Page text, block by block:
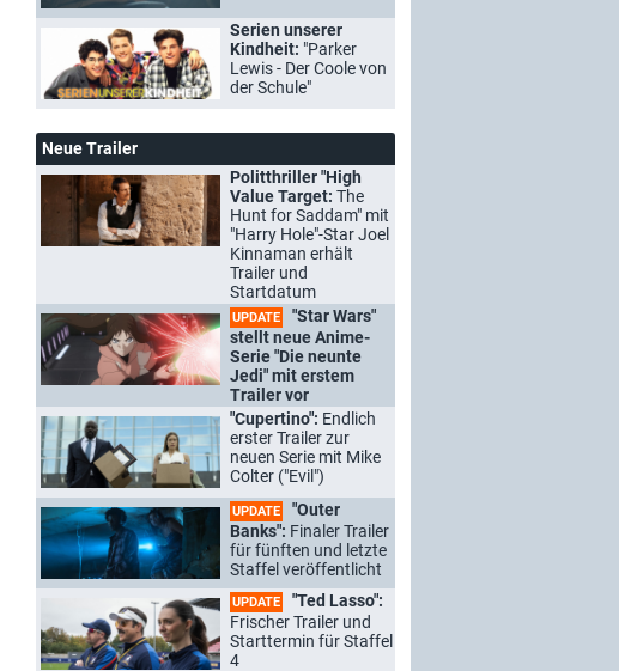
Serien unserer
Kindheit: "Parker
Lewis - Der Coole von
der Schule"
Neue Trailer
Politthriller "High
Value Target: The
Hunt for Saddam" mit
"Harry Hole"-Star Joel
Kinnaman erhält
Trailer und
Startdatum
UPDATE
"Star Wars"
stellt neue Anime-
Serie "Die neunte
Jedi" mit erstem
Trailer vor
"Cupertino": Endlich
erster Trailer zur
neuen Serie mit Mike
Colter ("Evil")
UPDATE
"Outer
Banks": Finaler Trailer
für fünften und letzte
Staffel veröffentlicht
UPDATE
"Ted Lasso":
Frischer Trailer und
Starttermin für Staffel
4